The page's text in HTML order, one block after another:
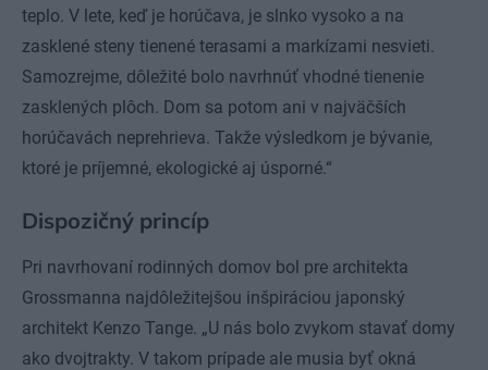
teplo. V lete, keď je horúčava, je slnko vysoko a na
zasklené steny tienené terasami a markízami nesvieti.
Samozrejme, dôležité bolo navrhnúť vhodné tienenie
zasklených plôch. Dom sa potom ani v najväčších
horúčavách neprehrieva. Takže výsledkom je bývanie,
ktoré je príjemné, ekologické aj úsporné.“
Dispozičný princíp
Pri navrhovaní rodinných domov bol pre architekta
Grossmanna najdôležitejšou inšpiráciou japonský
architekt Kenzo Tange. „U nás bolo zvykom stavať domy
ako dvojtrakty. V takom prípade ale musia byť okná